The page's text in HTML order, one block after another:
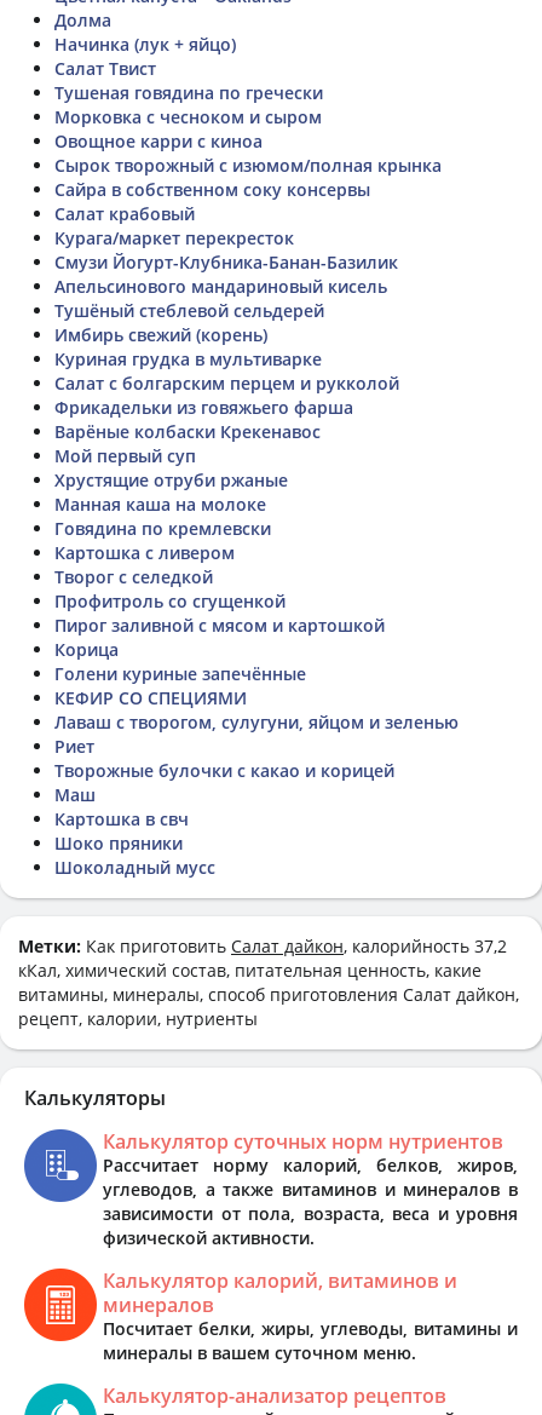
Долма
Начинка (лук + яйцо)
Салат Твист
Тушеная говядина по гречески
Морковка с чесноком и сыром
Овощное карри с киноа
Сырок творожный с изюмом/полная крынка
Сайра в собственном соку консервы
Салат крабовый
Курага/маркет перекресток
Смузи Йогурт-Клубника-Банан-Базилик
Апельсинового мандариновый кисель
Тушёный стеблевой сельдерей
Имбирь свежий (корень)
Куриная грудка в мультиварке
Салат с болгарским перцем и рукколой
Фрикадельки из говяжьего фарша
Варёные колбаски Крекенавос
Мой первый суп
Хрустящие отруби ржаные
Манная каша на молоке
Говядина по кремлевски
Картошка с ливером
Творог с селедкой
Профитроль со сгущенкой
Пирог заливной с мясом и картошкой
Корица
Голени куриные запечённые
КЕФИР СО СПЕЦИЯМИ
Лаваш с творогом, сулугуни, яйцом и зеленью
Риет
Творожные булочки с какао и корицей
Маш
Картошка в свч
Шоко пряники
Шоколадный мусс
Метки: Как приготовить Салат дайкон, калорийность 37,2
кКал, химический состав, питательная ценность, какие
витамины, минералы, способ приготовления Салат дайкон,
рецепт, калории, нутриенты
Калькуляторы
Калькулятор суточных норм нутриентов
Рассчитает норму калорий, белков, жиров,
углеводов, а также витаминов и минералов в
зависимости от пола, возраста, веса и уровня
физической активности.
Калькулятор калорий, витаминов и
минералов
Посчитает белки, жиры, углеводы, витамины и
минералы в вашем суточном меню.
Калькулятор-анализатор рецептов